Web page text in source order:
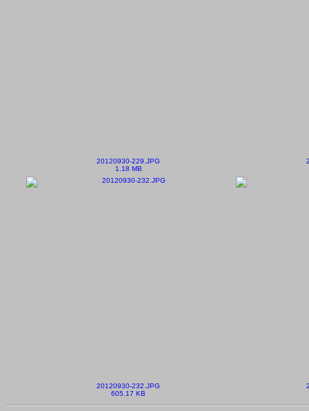
20120930-229.JPG
1.18 MB
20120930-232.JPG
605.17 KB